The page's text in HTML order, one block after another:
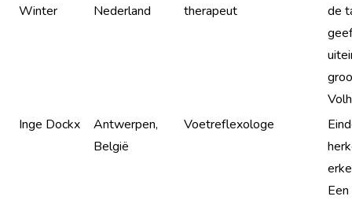
Winter
Nederland
therapeut
de
Inge Dockx
Antwerpen,
België
Voetreflexologe